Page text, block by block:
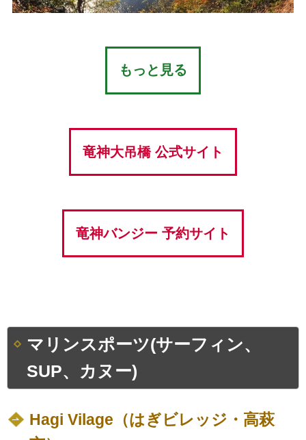
もっと見る
竜神大吊橋 公式サイト
竜神バンジー 予約サイト
マリンスポーツ(サーフィン、
SUP、カヌー)
Hagi Vilage（はぎビレッジ・高萩